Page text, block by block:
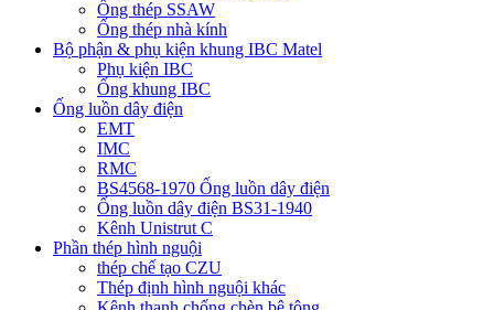
Ống thép SSAW
Ống thép nhà kính
Bộ phận & phụ kiện khung IBC Matel
Phụ kiện IBC
Ống khung IBC
Ống luồn dây điện
EMT
IMC
RMC
BS4568-1970 Ống luồn dây điện
Ống luồn dây điện BS31-1940
Kênh Unistrut C
Phần thép hình nguội
thép chế tạo CZU
Thép định hình nguội khác